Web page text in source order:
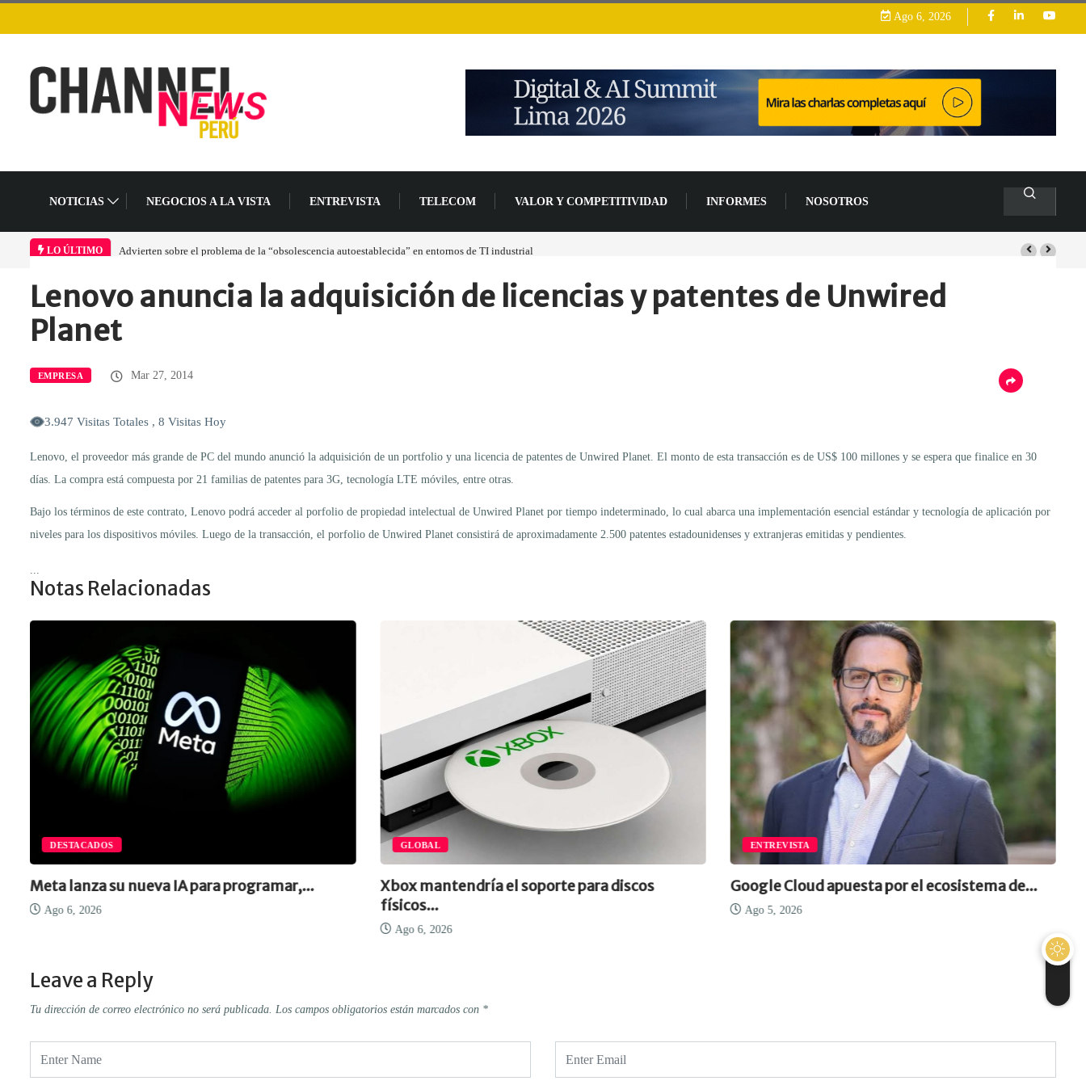
Ago 6, 2026
NOTICIAS NEGOCIOS A LA VISTA ENTREVISTA TELECOM VALOR Y COMPETITIVIDAD INFORMES NOSOTROS
LO ÚLTIMO Advierten sobre el problema de la “obsolescencia autoestablecida” en entornos de TI industrial
Home Empresa Lenovo anuncia la…
Lenovo anuncia la adquisición de licencias y patentes de Unwired
Planet
EMPRESA Mar 27, 2014
3.947 Visitas Totales , 8 Visitas Hoy
Lenovo, el proveedor más grande de PC del mundo anunció la adquisición de un portfolio y una licencia de patentes de Unwired Planet. El monto de esta transacción es de US$ 100 millones y se espera que finalice en 30
días. La compra está compuesta por 21 familias de patentes para 3G, tecnología LTE móviles, entre otras.
Bajo los términos de este contrato, Lenovo podrá acceder al porfolio de propiedad intelectual de Unwired Planet por tiempo indeterminado, lo cual abarca una implementación esencial estándar y tecnología de aplicación por
niveles para los dispositivos móviles. Luego de la transacción, el porfolio de Unwired Planet consistirá de aproximadamente 2.500 patentes estadounidenses y extranjeras emitidas y pendientes.
Notas Relacionadas
DESTACADOS
Meta lanza su nueva IA para programar,...
Ago 6, 2026
GLOBAL
Xbox mantendría el soporte para discos
físicos...
Ago 6, 2026
ENTREVISTA
Google Cloud apuesta por el ecosistema de...
Ago 5, 2026
Leave a Reply
Tu dirección de correo electrónico no será publicada. Los campos obligatorios están marcados con *